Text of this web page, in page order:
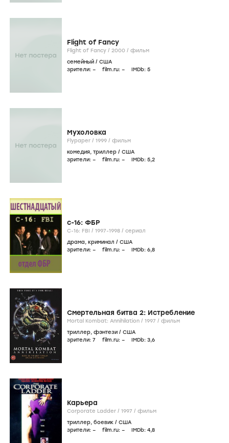
Flight of Fancy
Flight of Fancy / 2000 / фильм
семейный / США
зрители: – film.ru: – IMDb: 5
Мухоловка
Flypaper / 1999 / фильм
комедия, триллер / США
зрители: – film.ru: – IMDb: 5,2
с-16: ФБР
C-16: FBI / 1997-1998 / сериал
драма, криминал / США
зрители: – film.ru: – IMDb: 6,8
Смертельная битва 2: Истребление
Mortal Kombat: Annihilation / 1997 / фильм
триллер, фэнтези / США
зрители: 7 film.ru: – IMDb: 3,6
Карьера
Corporate Ladder / 1997 / фильм
триллер, боевик / США
зрители: – film.ru: – IMDb: 4,8